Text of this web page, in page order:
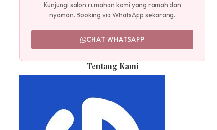
Kunjungi salon rumahan kami yang ramah dan
nyaman. Booking via WhatsApp sekarang.
CHAT WHATSAPP
Tentang Kami